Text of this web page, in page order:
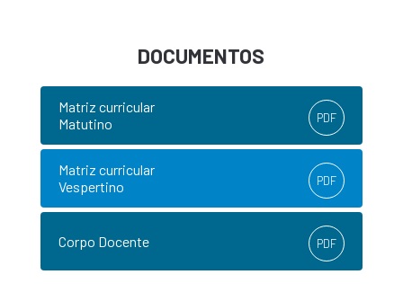
DOCUMENTOS
Matriz curricular
Matutino
PDF
Matriz curricular
Vespertino
PDF
Corpo Docente PDF